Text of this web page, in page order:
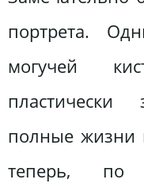
портрета.
могучей
пластически
полные жизни
теперь, по